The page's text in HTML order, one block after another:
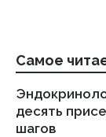
Самое
десять
шагов